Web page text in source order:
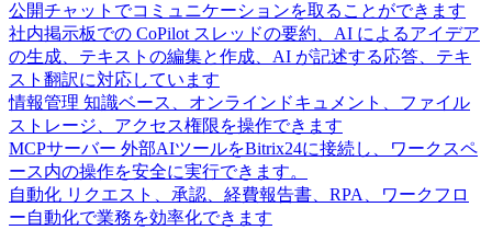
公開チャットでコミュニケーションを取ることができます
社内掲示板での CoPilot スレッドの要約、AI によるアイデア
の生成、テキストの編集と作成、AI が記述する応答、テキ
スト翻訳に対応しています
情報管理 知識ベース、オンラインドキュメント、ファイル
ストレージ、アクセス権限を操作できます
MCPサーバー 外部AIツールをBitrix24に接続し、ワークスペ
ース内の操作を安全に実行できます。
自動化 リクエスト、承認、経費報告書、RPA、ワークフロ
ー自動化で業務を効率化できます